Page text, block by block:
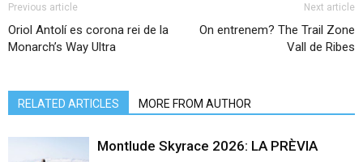
Previous article
Oriol Antolí es corona rei de la
Monarch’s Way Ultra
Next article
On entrenem? The Trail Zone
Vall de Ribes
RELATED ARTICLES MORE FROM AUTHOR
Montlude Skyrace 2026: LA PRÈVIA